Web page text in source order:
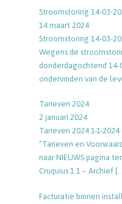
Stroomstoring 14-03-
14 maart 2024
Stroomstoring 14-03-
Wegens de
donderdagochtend 14-
ondervinden van de
Tarieven 2024
2 januari 2024
Tarieven 2024 1-1-
“Tarieven en
naar NIEUWS pagina
Cruquius 1.1 – Archief
Facturatie binnen